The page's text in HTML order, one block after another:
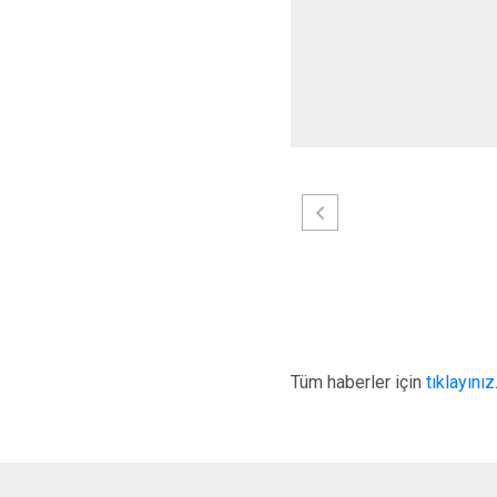
Tüm haberler için tıklayınız